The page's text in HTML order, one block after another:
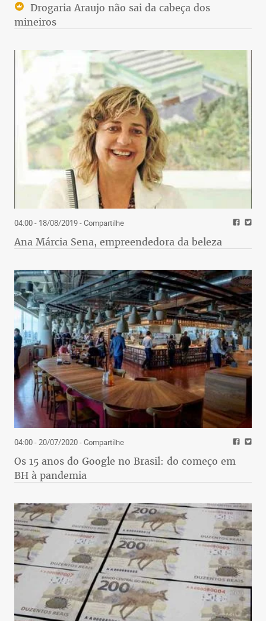
Drogaria Araujo não sai da cabeça dos
mineiros
04:00 - 18/08/2019- Compartilhe
Ana Márcia Sena, empreendedora da beleza
04:00 - 20/07/2020- Compartilhe
Os 15 anos do Google no Brasil: do começo em
BH à pandemia